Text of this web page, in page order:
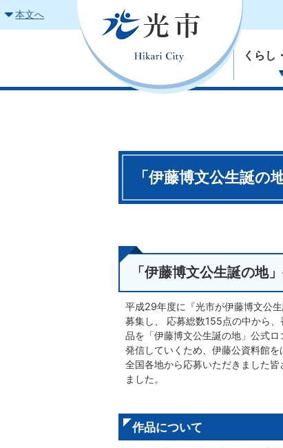
本文へ
くらし
「伊藤博文公生誕の
「伊藤博文公生誕の地
平成29年度に『光市が伊藤博文公
募集し、 応募総数155点の中から
品を「伊藤博文公生誕の地」公式
発信していくため、伊藤公資料館を
全国各地から応募いただきました
ました。
作品について